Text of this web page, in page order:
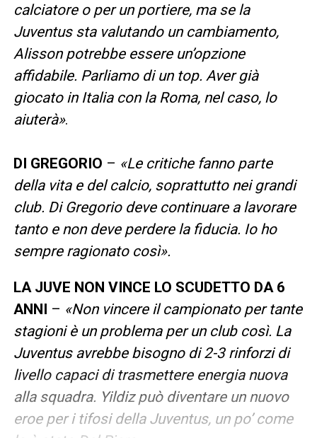
calciatore o per un portiere, ma se la
Juventus sta valutando un cambiamento,
Alisson potrebbe essere un’opzione
affidabile. Parliamo di un top. Aver già
giocato in Italia con la Roma, nel caso, lo
aiuterà».
DI GREGORIO – «Le critiche fanno parte
della vita e del calcio, soprattutto nei grandi
club. Di Gregorio deve continuare a lavorare
tanto e non deve perdere la fiducia. Io ho
sempre ragionato così».
LA JUVE NON VINCE LO SCUDETTO DA 6
ANNI – «Non vincere il campionato per tante
stagioni è un problema per un club così. La
Juventus avrebbe bisogno di 2-3 rinforzi di
livello capaci di trasmettere energia nuova
alla squadra. Yildiz può diventare un nuovo
eroe per i tifosi della Juventus, un po’ come